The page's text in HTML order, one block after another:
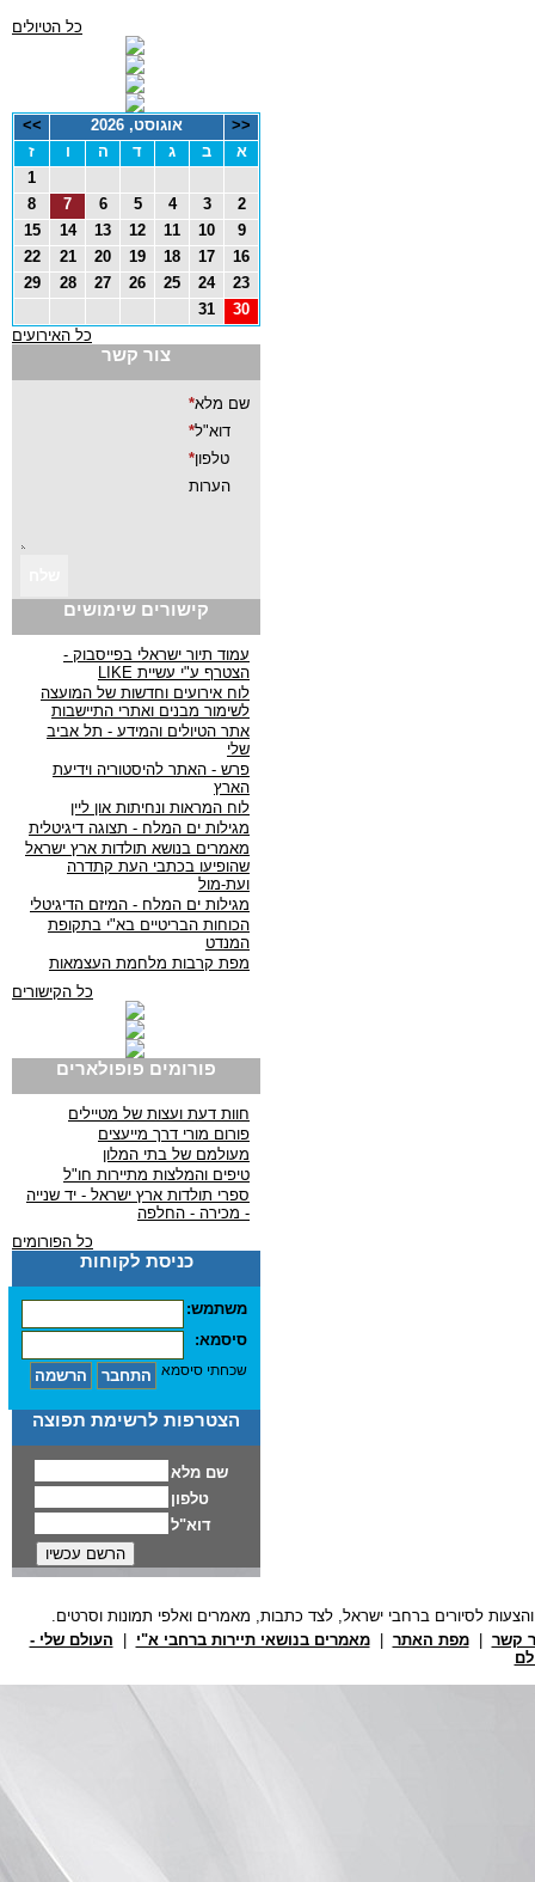
כל הטיולים
<< אוגוסט, 2026
>>
א
ב ג ד ה ו
ז
1
2
3
4
5
6
7
8
9
10
11
12
13
14
15
16
17
18
19
20
21
22
23
24
25
26
27
28
29
30
31
כל האירועים
צור קשר
קישורים שימושים
עמוד תיור ישראלי בפייסבוק -
הצטרף ע"י עשיית LIKE
לוח אירועים וחדשות של המועצה
לשימור מבנים ואתרי התיישבות
אתר הטיולים והמידע - תל אביב
שלי
פרש - האתר להיסטוריה וידיעת
הארץ
לוח המראות ונחיתות און ליין
מגילות ים המלח - תצוגה דיגיטלית
מאמרים בנושא תולדות ארץ ישראל
שהופיעו בכתבי העת קתדרה
ועת-מול
מגילות ים המלח - המיזם הדיגיטלי
הכוחות הבריטיים בא"י בתקופת
המנדט
מפת קרבות מלחמת העצמאות
כל הקישורים
פורומים פופולארים
חוות דעת ועצות של מטיילים
פורום מורי דרך מייעצים
מעולמם של בתי המלון
טיפים והמלצות מתיירות חו"ל
ספרי תולדות ארץ ישראל - יד שנייה
- מכירה - החלפה
כל הפורומים
כניסת לקוחות
משתמש:
סיסמא:
שכחתי סיסמא
הצטרפות לרשימת תפוצה
קשר |מפת האתר |מאמרים בנושאי תיירות ברחבי א"י
העולם שלי -